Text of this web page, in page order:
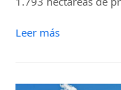
Leer más